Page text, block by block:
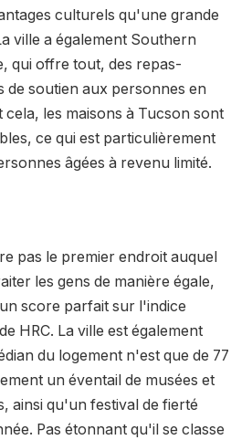
culturels qu'une grande
ville a également Southern
qui offre tout, des repas-
de soutien aux personnes en
cela, les maisons à Tucson sont
ce qui est particulièrement
âgées à revenu limité.
pas le premier endroit auquel
les gens de manière égale,
score parfait sur l'indice
HRC. La ville est également
du logement n'est que de 77
un éventail de musées et
ainsi qu'un festival de fierté
Pas étonnant qu'il se classe